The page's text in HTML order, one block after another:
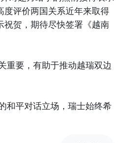
度评价两国关系近年来取得
祝贺，期待尽快签署《越南
重要，有助于推动越瑞双边
和平对话立场，瑞士始终希